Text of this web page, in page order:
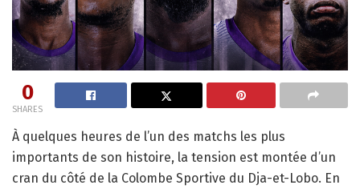
0
SHARES
À quelques heures de l’un des matchs les plus
importants de son histoire, la tension est montée d’un
cran du côté de la Colombe Sportive du Dja-et-Lobo. En